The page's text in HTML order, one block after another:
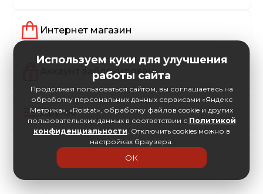
Интернет магазин
Аккаунт заблокирован
Другое
Используем куки для улучшения
работы сайта
Продолжая пользоваться сайтом, вы соглашаетесь на
обработку персональных данных сервисами «Яндекс
Метрика», «Roistat», обработку файлов cookie и других
пользовательских данных в соответствии с Политикой
конфиденциальности. Отключить cookies можно в
настройках браузера.
ОК